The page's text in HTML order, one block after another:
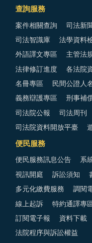
查詢服務
案件相關查詢 司法新
司法智識庫 法學資料
外語譯文專區 主管法
法律修訂進度 各法院
名冊專區 民間公證人
義務辯護專區 刑事補
司法院公報 司法周刊
司法院資料開放平臺
便民服務
便民服務訊息公告 系
視訊開庭 訴訟須知
多元化繳費服務 調閱
線上起訴 特約通譯專
訂閱電子報 資料下載
法院程序與訴訟權益